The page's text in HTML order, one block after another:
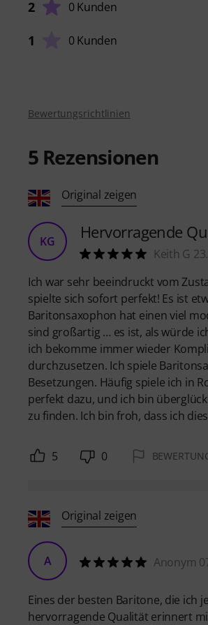
2 0 Kunden
1 0 Kunden
Bewertungsrichtlinien
5 Rezensionen
Original zeigen
KG Hervorragende
Keith G
Ich war sehr beeindruckt vom
spielte sich sofort perfekt! Es ist
Baritonsaxophon hat einen viel
sind großartig … es ist, als würde
ich bekomme immer wieder
durchzusetzen. Ich spiele
Besetzungen. Häufig spiele ich in
perfekt dazu, und ich bin
zu finden. Ich bin froh, dass ich
5 0
Original zeigen
A Anonym
Eines der besten Baritone, die ich
hervorragende Qualität erinnert